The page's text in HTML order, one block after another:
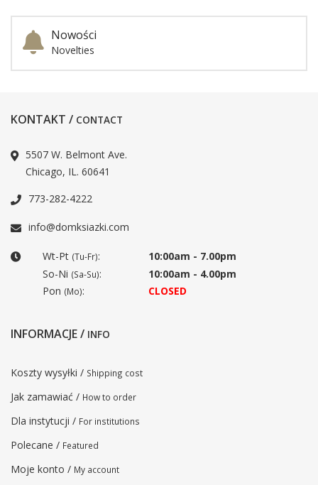
Nowości
Novelties
KONTAKT / CONTACT
5507 W. Belmont Ave.
Chicago, IL. 60641
773-282-4222
info@domksiazki.com
Wt-Pt (Tu-Fr):
10:00am - 7.00pm
So-Ni (Sa-Su):
10:00am - 4.00pm
Pon (Mo): CLOSED
INFORMACJE / INFO
Koszty wysyłki / Shipping cost
Jak zamawiać / How to order
Dla instytucji / For institutions
Polecane / Featured
Moje konto / My account